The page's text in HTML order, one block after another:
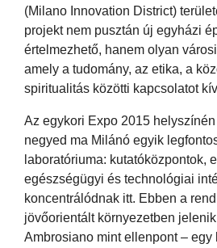
(Milano Innovation District)
projekt nem pusztán új egyházi
értelmezhető, hanem olyan
amely a tudomány, az etika, a
spiritualitás közötti kapcsolatot
Az egykori Expo 2015
negyed ma Milánó egyik
laboratóriuma: kutatóközpontok,
egészségügyi és technológiai
koncentrálódnak itt. Ebben a
jövőorientált környezetben
Ambrosiano mint ellenpont – egy